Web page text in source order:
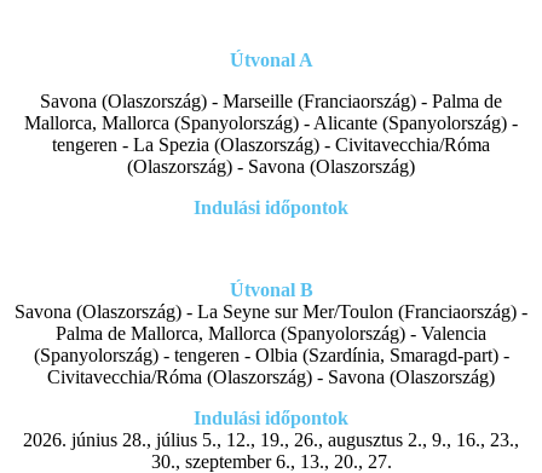
Útvonal A
Savona (Olaszország) - Marseille (Franciaország) - Palma de
Mallorca, Mallorca (Spanyolország) - Alicante (Spanyolország) -
tengeren - La Spezia (Olaszország) - Civitavecchia/Róma
(Olaszország) - Savona (Olaszország)
Indulási időpontok
Útvonal B
Savona (Olaszország) - La Seyne sur Mer/Toulon (Franciaország) -
Palma de Mallorca, Mallorca (Spanyolország) - Valencia
(Spanyolország) - tengeren - Olbia (Szardínia, Smaragd-part) -
Civitavecchia/Róma (Olaszország) - Savona (Olaszország)
Indulási időpontok
2026. június 28., július 5., 12., 19., 26., augusztus 2., 9., 16., 23.,
30., szeptember 6., 13., 20., 27.